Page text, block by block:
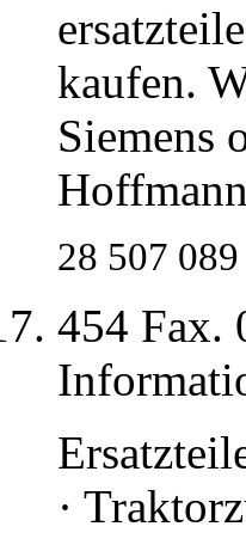
kaufen.
Siemens
28 507
454 Fax.
·